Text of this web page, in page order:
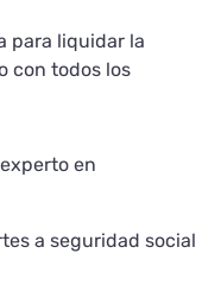
para liquidar la
con todos los
en
a seguridad social